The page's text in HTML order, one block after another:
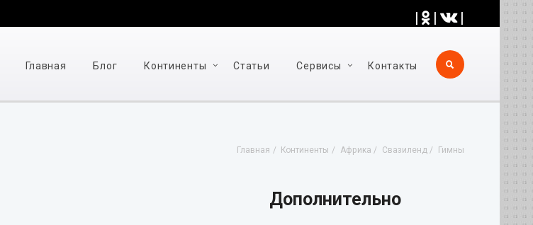
| | |
Главная Блог Континенты Статьи Cервисы Контакты
Главная Континенты Африка Свазиленд Гимны
Дополнительно